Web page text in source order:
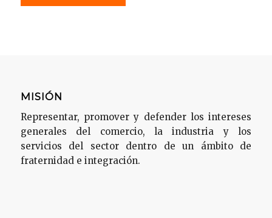
MISIÓN
Representar, promover y defender los intereses
generales del comercio, la industria y los
servicios del sector dentro de un ámbito de
fraternidad e integración.